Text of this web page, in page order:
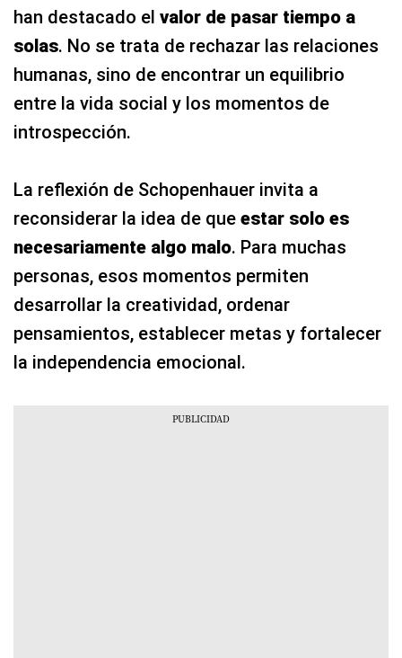
han destacado el valor de pasar tiempo a
solas. No se trata de rechazar las relaciones
humanas, sino de encontrar un equilibrio
entre la vida social y los momentos de
introspección.
La reflexión de Schopenhauer invita a
reconsiderar la idea de que estar solo es
necesariamente algo malo. Para muchas
personas, esos momentos permiten
desarrollar la creatividad, ordenar
pensamientos, establecer metas y fortalecer
la independencia emocional.